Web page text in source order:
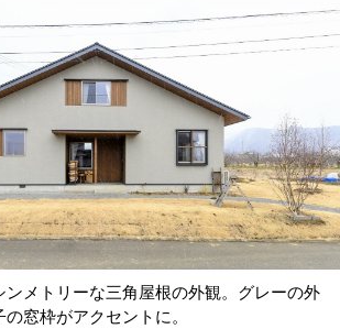
ンメトリーな三角屋根の外観。グレーの外
窓枠がアクセントに。